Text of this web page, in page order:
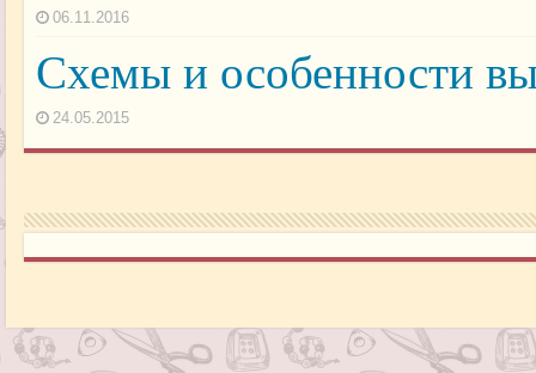
06.11.2016
Схемы и особенности
24.05.2015